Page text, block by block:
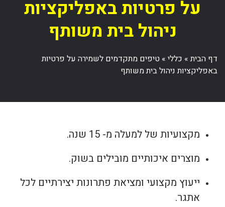
על פרטיות באפליקציות
ניהול בית משותף
דף הבית» כללי» טיפים מתקדמים לשמירה על פרטיות
באפליקציות ניהול בית משותף
מקצועיות של למעלה מ- 15 שנה.
מוצרים איכותיים מובילים בשוק.
ייעוץ מקצועי ומציאת פתרונות יצירתיים לכל
אתגר.